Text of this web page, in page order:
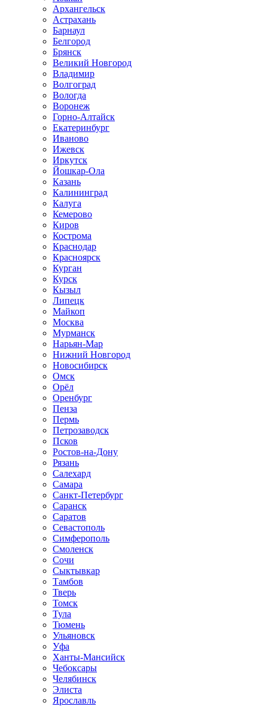
Архангельск
Астрахань
Барнаул
Белгород
Брянск
Великий Новгород
Владимир
Волгоград
Вологда
Воронеж
Горно-Алтайск
Екатеринбург
Иваново
Ижевск
Иркутск
Йошкар-Ола
Казань
Калининград
Калуга
Кемерово
Киров
Кострома
Краснодар
Красноярск
Курган
Курск
Кызыл
Липецк
Майкоп
Москва
Мурманск
Нарьян-Мар
Нижний Новгород
Новосибирск
Омск
Орёл
Оренбург
Пенза
Пермь
Петрозаводск
Псков
Ростов-на-Дону
Рязань
Салехард
Самара
Санкт-Петербург
Саранск
Саратов
Севастополь
Симферополь
Смоленск
Сочи
Сыктывкар
Тамбов
Тверь
Томск
Тула
Тюмень
Ульяновск
Уфа
Ханты-Мансийск
Чебоксары
Челябинск
Элиста
Ярославль